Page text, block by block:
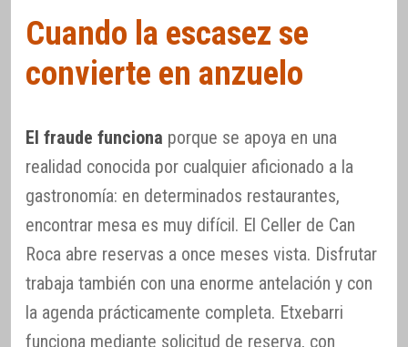
Cuando la escasez se
convierte en anzuelo
El fraude funciona porque se apoya en una
realidad conocida por cualquier aficionado a la
gastronomía: en determinados restaurantes,
encontrar mesa es muy difícil. El Celler de Can
Roca abre reservas a once meses vista. Disfrutar
trabaja también con una enorme antelación y con
la agenda prácticamente completa. Etxebarri
funciona mediante solicitud de reserva, con